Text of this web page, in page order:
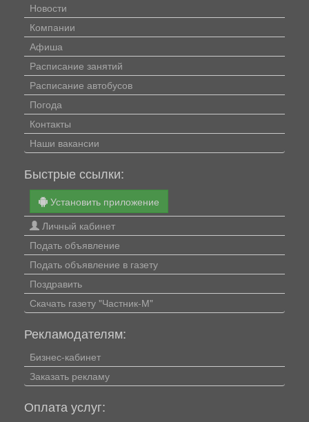
Новости
Компании
Афиша
Расписание занятий
Расписание автобусов
Погода
Контакты
Наши вакансии
Быстрые ссылки:
Установить приложение
Личный кабинет
Подать объявление
Подать объявление в газету
Поздравить
Скачать газету "Частник-М"
Рекламодателям:
Бизнес-кабинет
Заказать рекламу
Оплата услуг: